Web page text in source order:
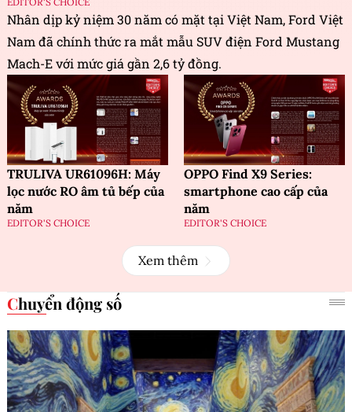
Nhân dịp kỷ niệm 30 năm có mặt tại Việt Nam, Ford Việt
Nam đã chính thức ra mắt mẫu SUV điện Ford Mustang
Mach-E với mức giá gần 2,6 tỷ đồng.
TRULIVA UR61096H: Máy
lọc nước RO âm tủ bếp của
năm
EDITOR'S CHOICE
OPPO Find X9 Series:
smartphone cao cấp của
năm
EDITOR'S CHOICE
Xem thêm
Chuyển động số